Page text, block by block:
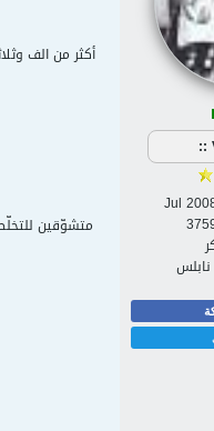
Jul
نابلس
أكثر من الف
متشوّقين